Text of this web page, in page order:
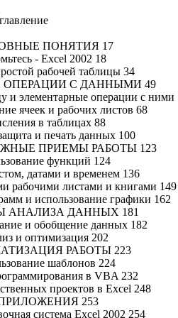
ПОНЯТИЯ 17
- Excel 2002 18
рабочей таблицы 34
ОПЕРАЦИИ С ДАННЫМИ 49
и элементарные операции с ними
ячеек и рабочих листов 68
в таблицах 88
и печать данных 100
ПРИЕМЫ РАБОТЫ 123
функций 124
датами и временем 136
рабочими листами и книгами 149
и использование графики 162
АНАЛИЗА ДАННЫХ 181
и обобщение данных 182
и оптимизация 202
РАБОТЫ 223
шаблонов 224
в VBA 232
проектов в Excel 248
253
система Excel 2002 254